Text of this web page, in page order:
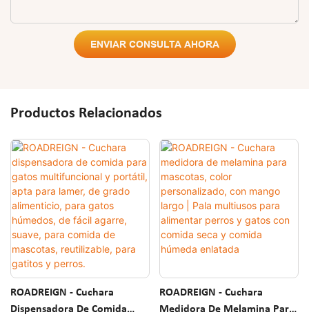
ENVIAR CONSULTA AHORA
Productos Relacionados
ROADREIGN - Cuchara
Dispensadora De Comida
ROADREIGN - Cuchara
Medidora De Melamina Para